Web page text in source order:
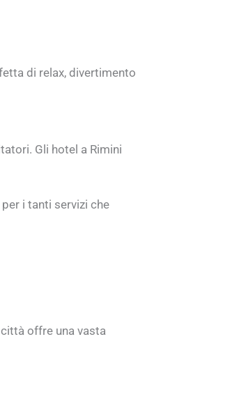
di relax, divertimento
Gli hotel a Rimini
i tanti servizi che
offre una vasta